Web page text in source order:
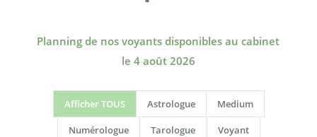
Planning de nos voyants disponibles au cabinet
le 4 août 2026
Afficher TOUS Astrologue Medium
Numérologue Tarologue Voyant